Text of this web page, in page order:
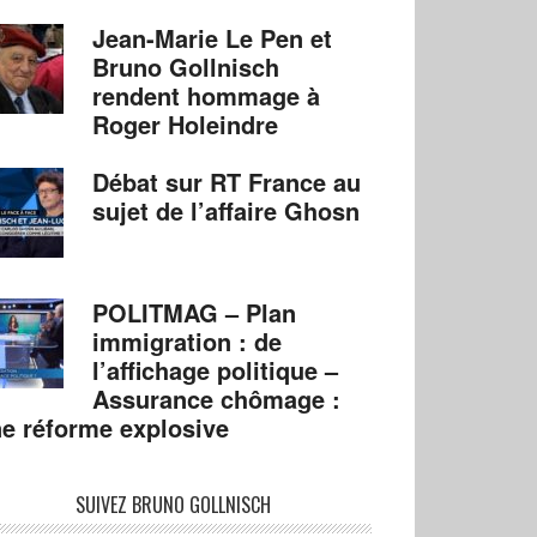
Jean-Marie Le Pen et
Bruno Gollnisch
rendent hommage à
Roger Holeindre
Débat sur RT France au
sujet de l’affaire Ghosn
POLITMAG – Plan
immigration : de
l’affichage politique –
Assurance chômage :
réforme explosive
SUIVEZ BRUNO GOLLNISCH